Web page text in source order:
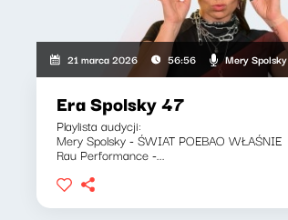
21 marca 2026 56:56 Mery Spolsky
Era Spolsky 47
Playlista audycji:
Mery Spolsky - ŚWIAT POEBAO WŁAŚNIE
Rau Performance -...